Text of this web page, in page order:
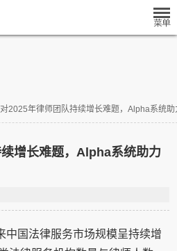
2025年律师团队持续增长难题，Alpha系统
增长难题，Alpha系统助力
中国法律服务市场规模呈持续增